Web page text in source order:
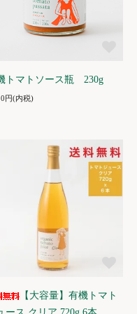
トマトソース瓶 230g
円(内税)
【大容量】有機トマト